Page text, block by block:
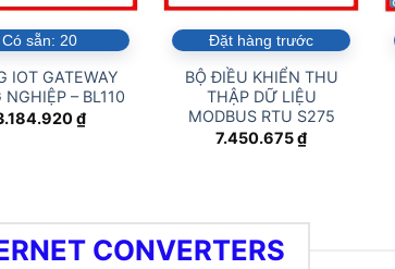
Có sẵn:20
IOT GATEWAY
NGHIỆP – BL110
₫
Đặt hàng trước
BỘ ĐIỀU KHIỂN THU
THẬP DỮ LIỆU
MODBUS RTU S275
7.450.675₫
CONVERTERS